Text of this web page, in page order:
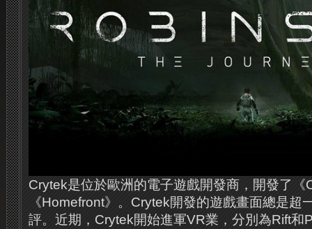
Crytek是位於歐洲的電子遊戲開發商，開發了《
《Homefront》。Crytek開發的遊戲畫面總是超
評。近期，Crytek開始進軍VR業，分別為Rift和